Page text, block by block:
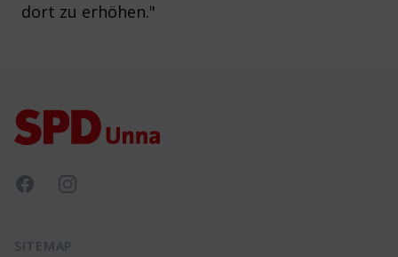
dort zu erhöhen."
FacebookInstagram
SITEMAP